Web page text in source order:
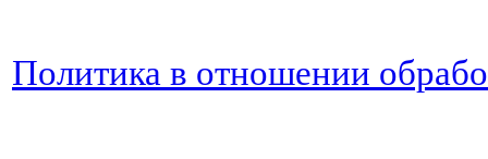
Политика в отношении